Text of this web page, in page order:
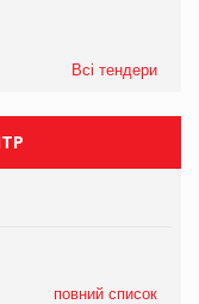
Всі тендери
повний список